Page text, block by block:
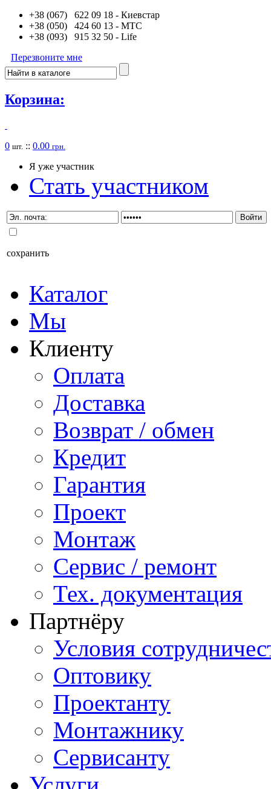
+38 (067) 622 09 18 - Киевстар
+38 (050) 424 60 13 - MTC
+38 (093) 915 32 50 - Life
Перезвоните мне
Корзина:
0 шт. :: 0.00 грн.
Я уже участник
Стать участником
сохранить
Каталог
Мы
Клиенту
Оплата
Доставка
Возврат / обмен
Кредит
Гарантия
Проект
Монтаж
Сервис / ремонт
Тех. документация
Партнёру
Условия
Оптовику
Проектанту
Монтажнику
Сервисанту